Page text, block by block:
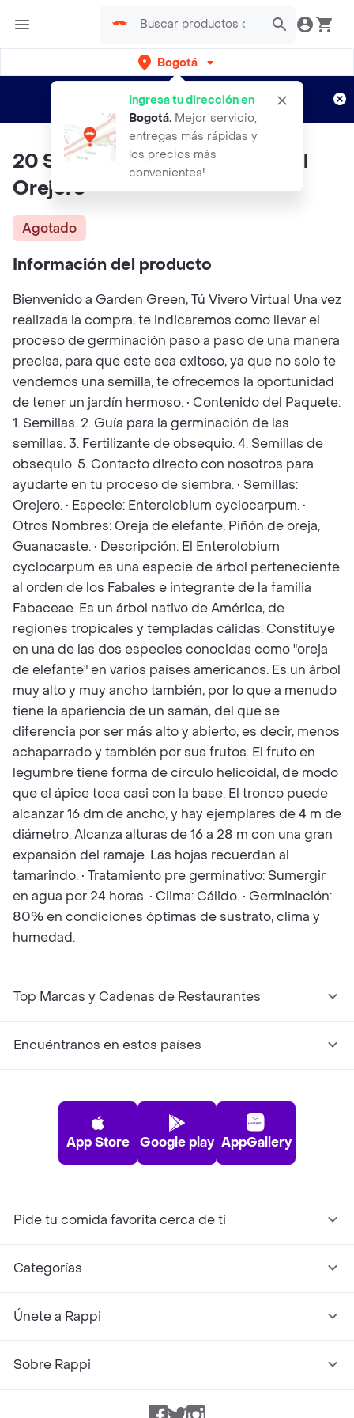
Bogotá
Ingresa tu dirección en
Bogotá. Mejor servicio,
entregas más rápidas y
los precios más
convenientes!
envíos gratis por semanas
Aplican TyC
20 Semillas Orgánicas De Árbol
Orejero
Agotado
Información del producto
Bienvenido a Garden Green, Tú Vivero Virtual Una vez
realizada la compra, te indicaremos como llevar el
proceso de germinación paso a paso de una manera
precisa, para que este sea exitoso, ya que no solo te
vendemos una semilla, te ofrecemos la oportunidad
de tener un jardín hermoso. • Contenido del Paquete:
1. Semillas. 2. Guía para la germinación de las
semillas. 3. Fertilizante de obsequio. 4. Semillas de
obsequio. 5. Contacto directo con nosotros para
ayudarte en tu proceso de siembra. • Semillas:
Orejero. • Especie: Enterolobium cyclocarpum. •
Otros Nombres: Oreja de elefante, Piñón de oreja,
Guanacaste. • Descripción: El Enterolobium
cyclocarpum es una especie de árbol perteneciente
al orden de los Fabales e integrante de la familia
Fabaceae. Es un árbol nativo de América, de
regiones tropicales y templadas cálidas. Constituye
en una de las dos especies conocidas como "oreja
de elefante" en varios países americanos. Es un árbol
muy alto y muy ancho también, por lo que a menudo
tiene la apariencia de un samán, del que se
diferencia por ser más alto y abierto, es decir, menos
achaparrado y también por sus frutos. El fruto en
legumbre tiene forma de círculo helicoidal, de modo
que el ápice toca casi con la base. El tronco puede
alcanzar 16 dm de ancho, y hay ejemplares de 4 m de
diámetro. Alcanza alturas de 16 a 28 m con una gran
expansión del ramaje. Las hojas recuerdan al
tamarindo. • Tratamiento pre germinativo: Sumergir
en agua por 24 horas. • Clima: Cálido. • Germinación:
80% en condiciones óptimas de sustrato, clima y
humedad.
Top Marcas y Cadenas de Restaurantes
Encuéntranos en estos países
App Store Google play AppGallery
Pide tu comida favorita cerca de ti
Categorías
Únete a Rappi
Sobre Rappi
Facebook
TwitterInstagram